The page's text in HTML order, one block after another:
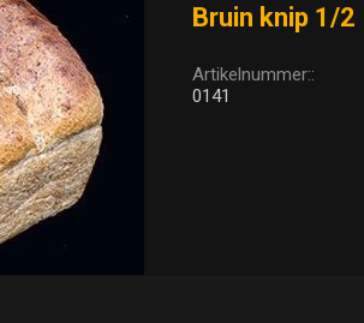
Bruin knip 1/2
Artikelnummer::
0141